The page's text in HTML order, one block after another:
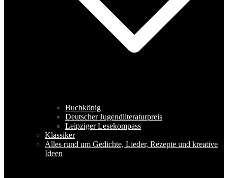
Buchkönig
Deutscher Jugendliteraturpreis
Leipziger Lesekompass
Klassiker
Alles rund um Gedichte, Lieder, Rezepte und kreative
Ideen